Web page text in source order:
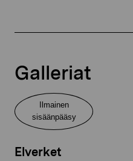
Galleriat
Ilmainen
sisäänpääsy
Elverket